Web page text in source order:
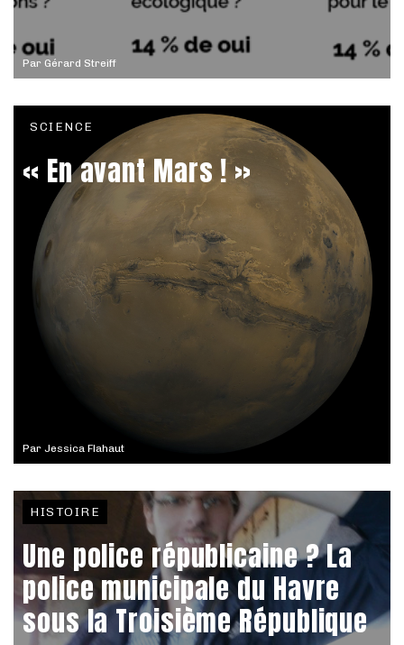
Par Gérard Streiff
Par Jessica Flahaut
SCIENCE
« En avant Mars ! »
HISTOIRE
Une police républicaine ? La
police municipale du Havre
sous la Troisième République